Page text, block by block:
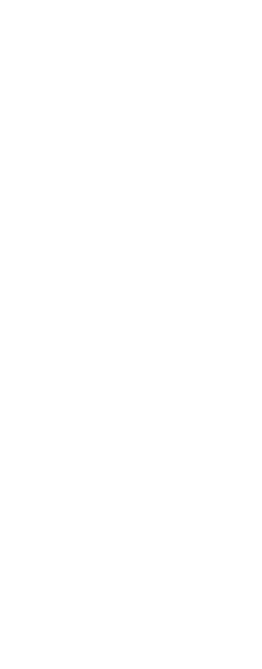
liegt in
die sonstigen